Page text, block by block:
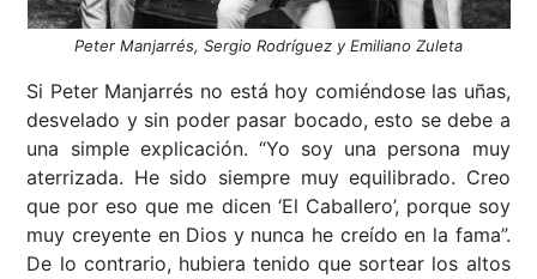
Peter Manjarrés, Sergio Rodríguez y Emiliano Zuleta
Si Peter Manjarrés no está hoy comiéndose las uñas,
desvelado y sin poder pasar bocado, esto se debe a
una simple explicación. “Yo soy una persona muy
aterrizada. He sido siempre muy equilibrado. Creo
que por eso que me dicen ‘El Caballero’, porque soy
muy creyente en Dios y nunca he creído en la fama”.
De lo contrario, hubiera tenido que sortear los altos